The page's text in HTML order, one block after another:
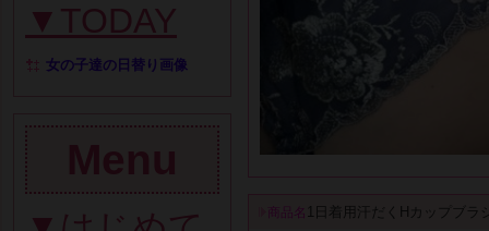
▼TODAY
女の子達の日替り画像
Menu
商品名 1日着用汗だくHカップブラ